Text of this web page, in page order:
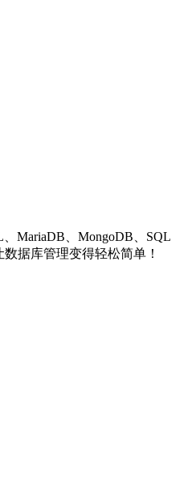
MariaDB、MongoDB、SQL
据库管理变得轻松简单！